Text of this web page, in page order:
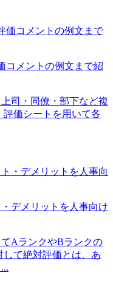
コメントの例文まで紹
司・同僚・部下など複
価シートを用いて各
デメリットを人事向け
AランクやBランクの
て絶対評価とは、あ